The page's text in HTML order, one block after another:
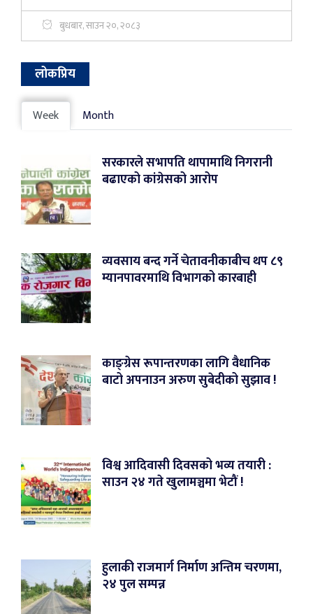
बुधबार, साउन २०, २०८३
लोकप्रिय
Week Month
सरकारले सभापति थापामाथि निगरानी
बढाएको कांग्रेसको आरोप
व्यवसाय बन्द गर्ने चेतावनीकाबीच थप ८९
म्यानपावरमाथि विभागको कारबाही
काङ्ग्रेस रूपान्तरणका लागि वैधानिक
बाटो अपनाउन अरुण सुबेदीको सुझाव !
विश्व आदिवासी दिवसको भव्य तयारी :
साउन २४ गते खुलामञ्चमा भेटौं !
हुलाकी राजमार्ग निर्माण अन्तिम चरणमा,
२४ पुल सम्पन्न